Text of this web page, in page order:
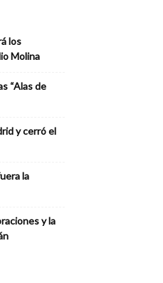
los
Molina
“Alas de
y cerró el
la
y la